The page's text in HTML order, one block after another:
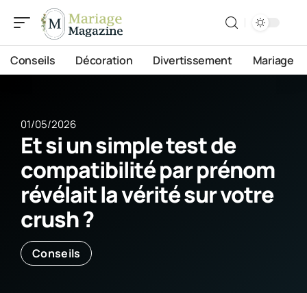
Conseils Décoration Divertissement Mariage
01/05/2026
Et si un simple test de
compatibilité par prénom
révélait la vérité sur votre
crush ?
Conseils